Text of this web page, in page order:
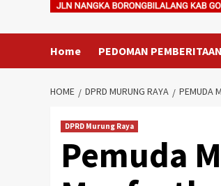
Home PEDOMAN
HOME DPRD MURUNG RAYA PEMUDA
DPRD Murung Raya
Pemuda